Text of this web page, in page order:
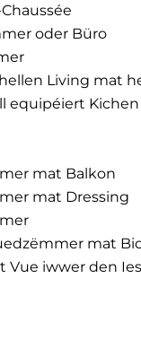
oder Büro
Living mat
equipéiert Kichen
mat Balkon
mat Dressing
mat
Vue iwwer den